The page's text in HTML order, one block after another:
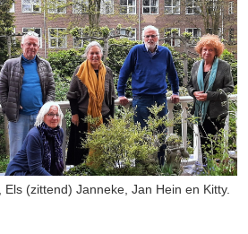
(zittend) Janneke, Jan Hein en Kitty.